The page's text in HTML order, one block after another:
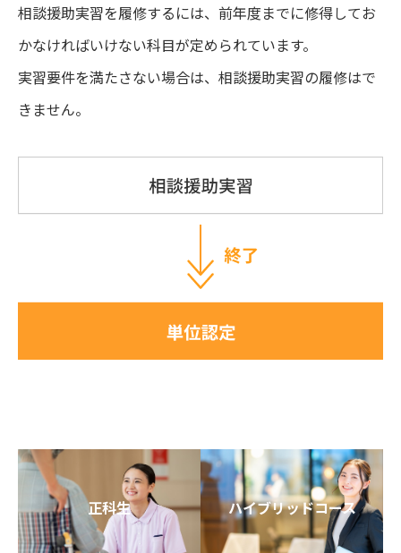
相談援助実習を履修するには、前年度までに修得してお
かなければいけない科目が定められています。
実習要件を満たさない場合は、相談援助実習の履修はで
きません。
正科生 ハイブリッドコース